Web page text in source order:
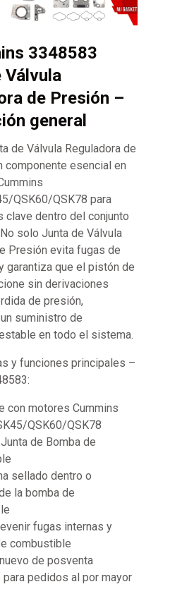
3348583
Válvula
de Presión –
general
de Válvula Reguladora de
componente esencial en
QSK60/QSK78 para
clave dentro del conjunto
solo Junta de Válvula
Presión evita fugas de
garantiza que el pistón de
sin derivaciones
de presión,
suministro de
en todo el sistema.
y funciones principales –
con motores Cummins
QSK60/QSK78
de Bomba de
sellado dentro o
la bomba de
fugas internas y
combustible
de posventa
pedidos al por mayor